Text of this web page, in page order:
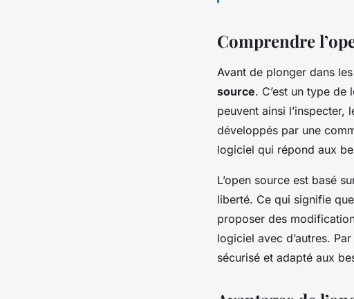
Comprendre
Avant de plonger dans
source. C’est un type de
peuvent ainsi
développés par une
logiciel qui répond aux
L’open source est basé
liberté. Ce qui signifie
proposer des
logiciel avec d’autres.
sécurisé et adapté aux